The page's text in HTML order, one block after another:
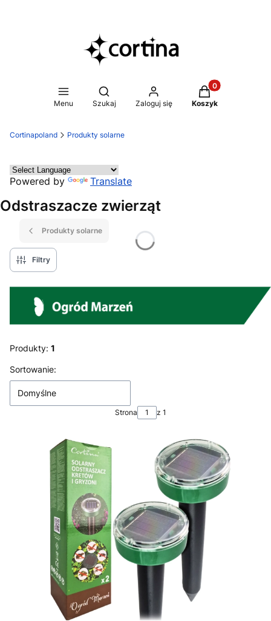
Menu
Otwórz wyszukiwarkę
Szukaj Zaloguj się
Produkty w
Koszyk
Cortinapoland Produkty solarne
Powered by Translate
Odstraszacze zwierząt
Produkty solarne
Filtry
Produkty: 1
Lista produktów
Sortowanie:
Domyślne
Strona z 1